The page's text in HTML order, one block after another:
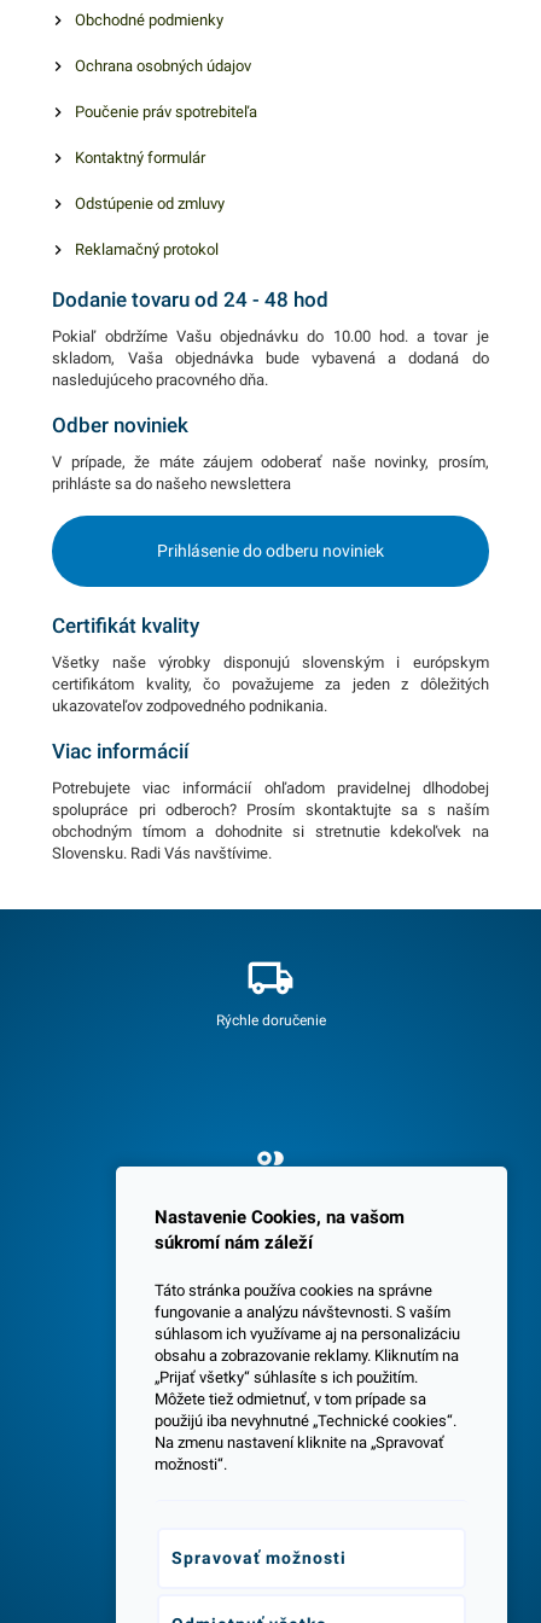
nájdete ďalšie podobné
nepochybne oslovia.
Obchodné podmienky
Ochrana osobných údajov
Poučenie práv spotrebiteľa
Kontaktný formulár
Odstúpenie od zmluvy
Reklamačný protokol
Dodanie tovaru od 24 - 48 hod
Pokiaľ obdržíme Vašu objednávku do 10.00 hod. a tovar je
skladom, Vaša objednávka bude vybavená a dodaná do
nasledujúceho pracovného dňa.
Odber noviniek
V prípade, že máte záujem odoberať naše novinky, prosím,
prihláste sa do našeho newslettera
Prihlásenie do odberu noviniek
Certifikát kvality
Všetky naše výrobky disponujú slovenským i európskym
certifikátom kvality, čo považujeme za jeden z dôležitých
ukazovateľov zodpovedného podnikania.
Viac informácií
Potrebujete viac informácií ohľadom pravidelnej dlhodobej
spolupráce pri odberoch? Prosím skontaktujte sa s naším
obchodným tímom a dohodnite si stretnutie kdekoľvek na
Slovensku. Radi Vás navštívime.
Rýchle doručenie
Spokojných 3600 zákazníkov
Centrála a predajňa v Senci
Nastavenie Cookies, na vašom
súkromí nám záleží
Táto stránka používa cookies na správne
fungovanie a analýzu návštevnosti. S vaším
súhlasom ich využívame aj na personalizáciu
obsahu a zobrazovanie reklamy. Kliknutím na
„Prijať všetky“ súhlasíte s ich použitím.
Môžete tiež odmietnuť, v tom prípade sa
použijú iba nevyhnutné „Technické cookies“.
Na zmenu nastavení kliknite na „Spravovať
možnosti“.
Spravovať možnosti